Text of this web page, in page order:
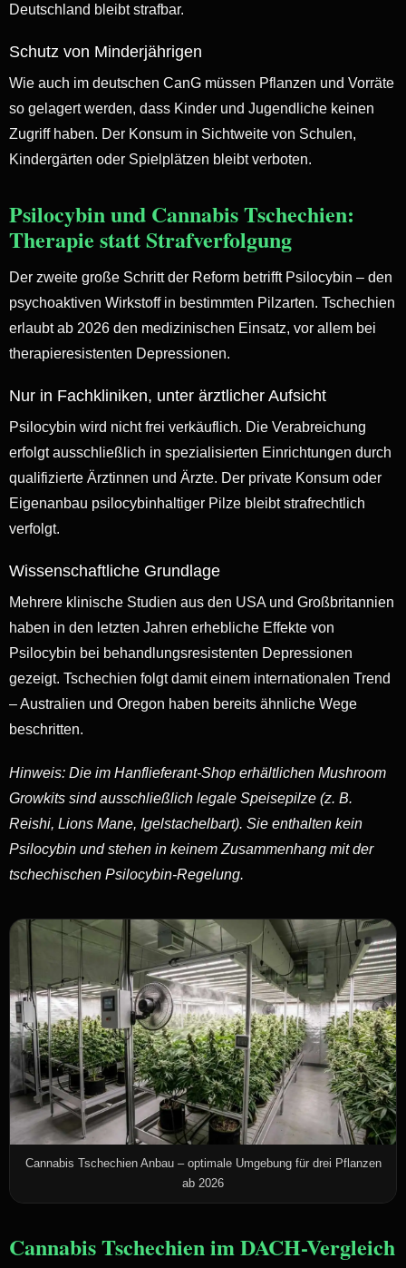
Deutschland bleibt strafbar.
Schutz von Minderjährigen
Wie auch im deutschen CanG müssen Pflanzen und Vorräte
so gelagert werden, dass Kinder und Jugendliche keinen
Zugriff haben. Der Konsum in Sichtweite von Schulen,
Kindergärten oder Spielplätzen bleibt verboten.
Psilocybin und Cannabis Tschechien:
Therapie statt Strafverfolgung
Der zweite große Schritt der Reform betrifft Psilocybin – den
psychoaktiven Wirkstoff in bestimmten Pilzarten. Tschechien
erlaubt ab 2026 den medizinischen Einsatz, vor allem bei
therapieresistenten Depressionen.
Nur in Fachkliniken, unter ärztlicher Aufsicht
Psilocybin wird nicht frei verkäuflich. Die Verabreichung
erfolgt ausschließlich in spezialisierten Einrichtungen durch
qualifizierte Ärztinnen und Ärzte. Der private Konsum oder
Eigenanbau psilocybinhaltiger Pilze bleibt strafrechtlich
verfolgt.
Wissenschaftliche Grundlage
Mehrere klinische Studien aus den USA und Großbritannien
haben in den letzten Jahren erhebliche Effekte von
Psilocybin bei behandlungsresistenten Depressionen
gezeigt. Tschechien folgt damit einem internationalen Trend
– Australien und Oregon haben bereits ähnliche Wege
beschritten.
Hinweis: Die im Hanflieferant-Shop erhältlichen Mushroom
Growkits sind ausschließlich legale Speisepilze (z. B.
Reishi, Lions Mane, Igelstachelbart). Sie enthalten kein
Psilocybin und stehen in keinem Zusammenhang mit der
tschechischen Psilocybin-Regelung.
Cannabis Tschechien Anbau – optimale Umgebung für drei Pflanzen
ab 2026
Cannabis Tschechien im DACH-Vergleich